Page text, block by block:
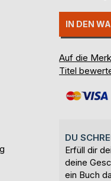
IN DEN
Auf die
Titel
DU
Erfüll dir
deine
ein Buch